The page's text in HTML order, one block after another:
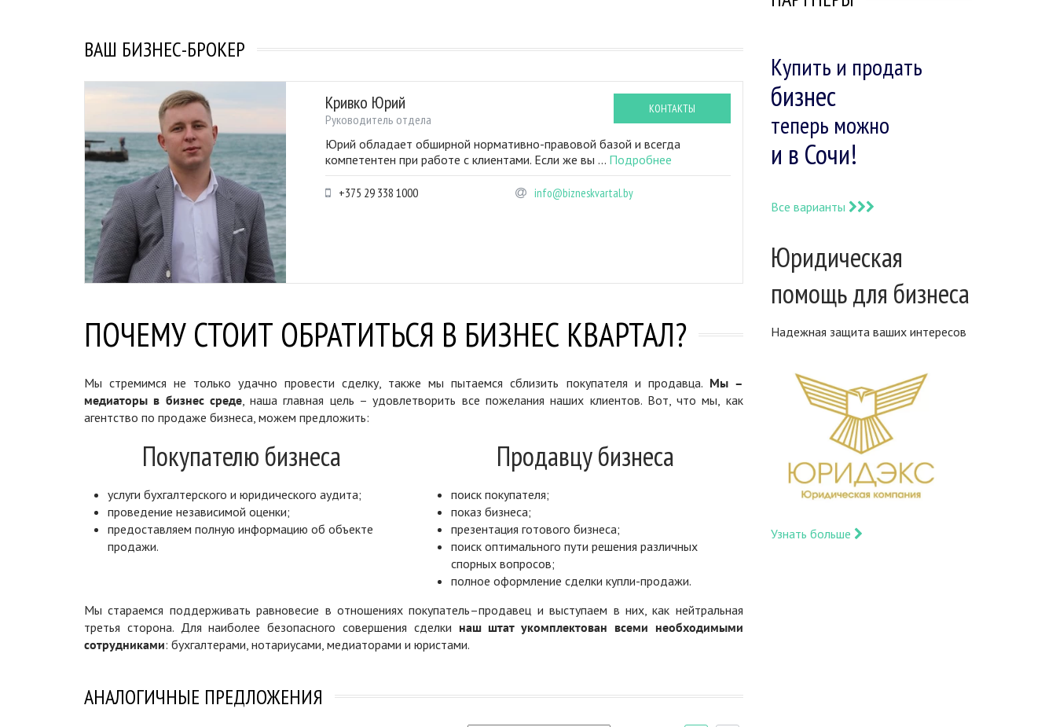
ВАШ БИЗНЕС-БРОКЕР
Кривко Юрий
Руководитель отдела
КОНТАКТЫ
Юрий обладает обширной нормативно-правовой базой и всегда
компетентен при работе с клиентами. Если же вы ... Подробнее
+375 29 338 1000 info@bizneskvartal.by
ПОЧЕМУ СТОИТ ОБРАТИТЬСЯ В БИЗНЕС КВАРТАЛ?
Мы стремимся не только удачно провести сделку, также мы пытаемся сблизить покупателя и продавца. Мы –
медиаторы в бизнес среде, наша главная цель – удовлетворить все пожелания наших клиентов. Вот, что мы, как
агентство по продаже бизнеса, можем предложить:
Покупателю бизнеса
услуги бухгалтерского и юридического аудита;
проведение независимой оценки;
предоставляем полную информацию об объекте
продажи.
Продавцу бизнеса
поиск покупателя;
показ бизнеса;
презентация готового бизнеса;
поиск оптимального пути решения различных
спорных вопросов;
полное оформление сделки купли-продажи.
Мы стараемся поддерживать равновесие в отношениях покупатель–продавец и выступаем в них, как нейтральная
третья сторона. Для наиболее безопасного совершения сделки наш штат укомплектован всеми необходимыми
сотрудниками: бухгалтерами, нотариусами, медиаторами и юристами.
АНАЛОГИЧНЫЕ ПРЕДЛОЖЕНИЯ
Купить и продать
бизнес
теперь можно
и в Сочи!
Все варианты
Юридическая
помощь для бизнеса
Надежная защита ваших интересов
Узнать больше